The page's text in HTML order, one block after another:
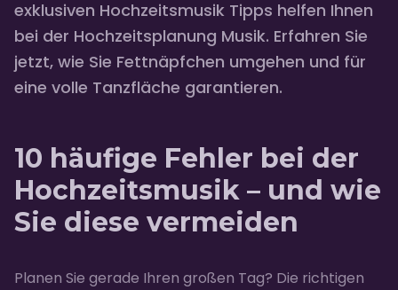
exklusiven Hochzeitsmusik Tipps helfen Ihnen
bei der Hochzeitsplanung Musik. Erfahren Sie
jetzt, wie Sie Fettnäpfchen umgehen und für
eine volle Tanzfläche garantieren.
10 häufige Fehler bei der
Hochzeitsmusik – und wie
Sie diese vermeiden
Planen Sie gerade Ihren großen Tag? Die richtigen